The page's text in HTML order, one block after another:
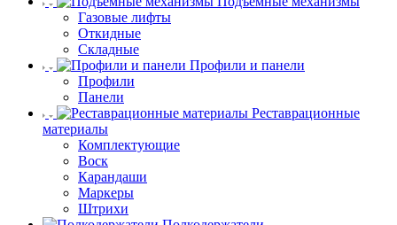
Газовые лифты
Откидные
Складные
Профили и панели
Профили
Панели
Реставрационные
материалы
Комплектующие
Воск
Карандаши
Маркеры
Штрихи